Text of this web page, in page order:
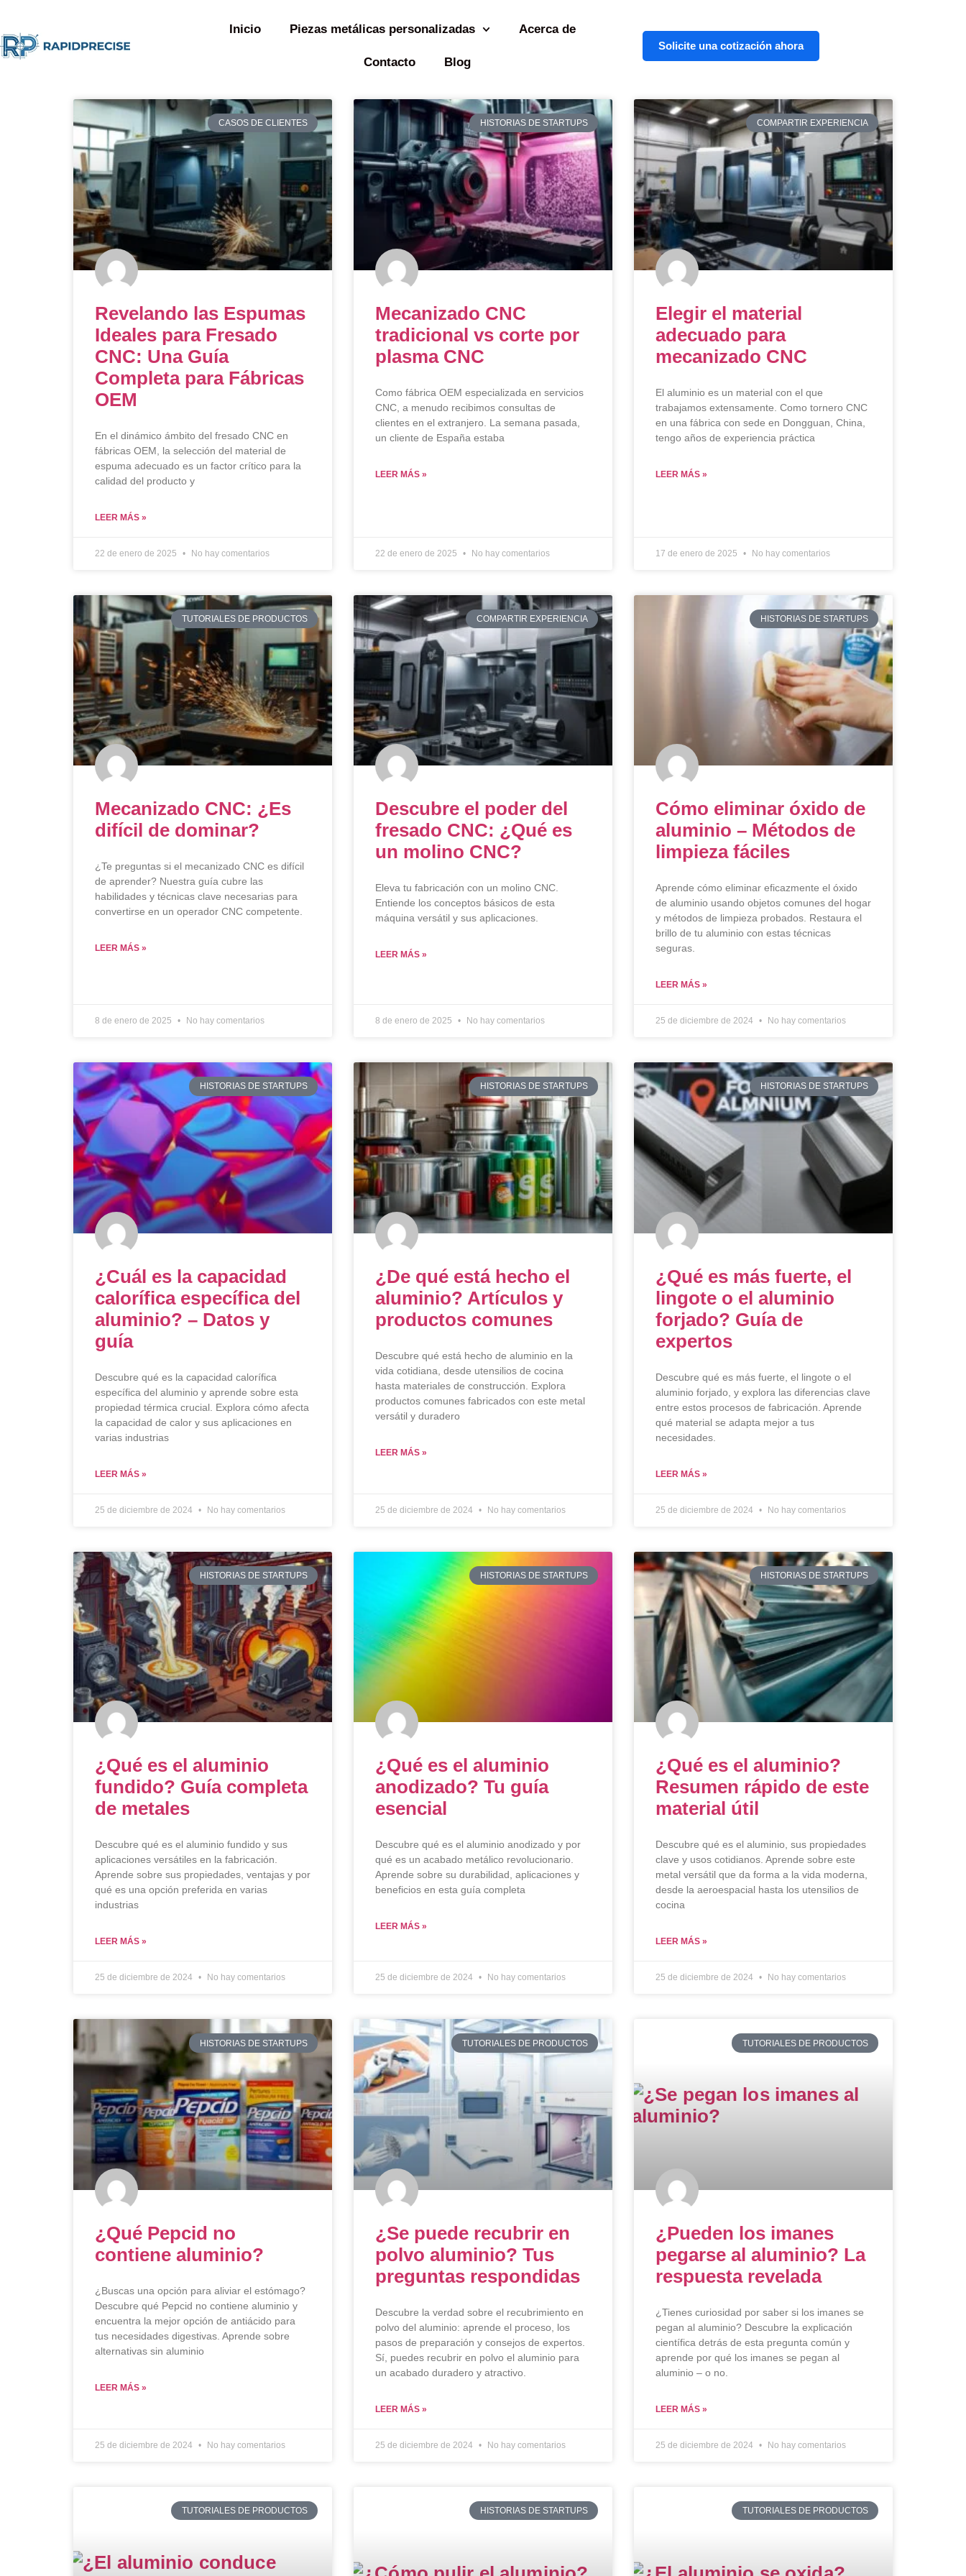
Inicio Piezas metálicas personalizadas Acerca de
Contacto Blog
Solicite una cotización ahora
CASOS DE CLIENTES
Revelando las Espumas
Ideales para Fresado
CNC: Una Guía
Completa para Fábricas
OEM
En el dinámico ámbito del fresado CNC en
fábricas OEM, la selección del material de
espuma adecuado es un factor crítico para la
calidad del producto y
LEER MÁS »
22 de enero de 2025 No hay comentarios
HISTORIAS DE STARTUPS
Mecanizado CNC
tradicional vs corte por
plasma CNC
Como fábrica OEM especializada en servicios
CNC, a menudo recibimos consultas de
clientes en el extranjero. La semana pasada,
un cliente de España estaba
LEER MÁS »
22 de enero de 2025 No hay comentarios
COMPARTIR EXPERIENCIA
Elegir el material
adecuado para
mecanizado CNC
El aluminio es un material con el que
trabajamos extensamente. Como tornero CNC
en una fábrica con sede en Dongguan, China,
tengo años de experiencia práctica
LEER MÁS »
17 de enero de 2025 No hay comentarios
TUTORIALES DE PRODUCTOS
Mecanizado CNC: ¿Es
difícil de dominar?
¿Te preguntas si el mecanizado CNC es difícil
de aprender? Nuestra guía cubre las
habilidades y técnicas clave necesarias para
convertirse en un operador CNC competente.
LEER MÁS »
8 de enero de 2025 No hay comentarios
COMPARTIR EXPERIENCIA
Descubre el poder del
fresado CNC: ¿Qué es
un molino CNC?
Eleva tu fabricación con un molino CNC.
Entiende los conceptos básicos de esta
máquina versátil y sus aplicaciones.
LEER MÁS »
8 de enero de 2025 No hay comentarios
HISTORIAS DE STARTUPS
Cómo eliminar óxido de
aluminio – Métodos de
limpieza fáciles
Aprende cómo eliminar eficazmente el óxido
de aluminio usando objetos comunes del hogar
y métodos de limpieza probados. Restaura el
brillo de tu aluminio con estas técnicas
seguras.
LEER MÁS »
25 de diciembre de 2024 No hay comentarios
HISTORIAS DE STARTUPS
¿Cuál es la capacidad
calorífica específica del
aluminio? – Datos y
guía
Descubre qué es la capacidad calorífica
específica del aluminio y aprende sobre esta
propiedad térmica crucial. Explora cómo afecta
la capacidad de calor y sus aplicaciones en
varias industrias
LEER MÁS »
25 de diciembre de 2024 No hay comentarios
HISTORIAS DE STARTUPS
¿De qué está hecho el
aluminio? Artículos y
productos comunes
Descubre qué está hecho de aluminio en la
vida cotidiana, desde utensilios de cocina
hasta materiales de construcción. Explora
productos comunes fabricados con este metal
versátil y duradero
LEER MÁS »
25 de diciembre de 2024 No hay comentarios
HISTORIAS DE STARTUPS
¿Qué es más fuerte, el
lingote o el aluminio
forjado? Guía de
expertos
Descubre qué es más fuerte, el lingote o el
aluminio forjado, y explora las diferencias clave
entre estos procesos de fabricación. Aprende
qué material se adapta mejor a tus
necesidades.
LEER MÁS »
25 de diciembre de 2024 No hay comentarios
HISTORIAS DE STARTUPS
¿Qué es el aluminio
fundido? Guía completa
de metales
Descubre qué es el aluminio fundido y sus
aplicaciones versátiles en la fabricación.
Aprende sobre sus propiedades, ventajas y por
qué es una opción preferida en varias
industrias
LEER MÁS »
25 de diciembre de 2024 No hay comentarios
HISTORIAS DE STARTUPS
¿Qué es el aluminio
anodizado? Tu guía
esencial
Descubre qué es el aluminio anodizado y por
qué es un acabado metálico revolucionario.
Aprende sobre su durabilidad, aplicaciones y
beneficios en esta guía completa
LEER MÁS »
25 de diciembre de 2024 No hay comentarios
HISTORIAS DE STARTUPS
¿Qué es el aluminio?
Resumen rápido de este
material útil
Descubre qué es el aluminio, sus propiedades
clave y usos cotidianos. Aprende sobre este
metal versátil que da forma a la vida moderna,
desde la aeroespacial hasta los utensilios de
cocina
LEER MÁS »
25 de diciembre de 2024 No hay comentarios
HISTORIAS DE STARTUPS
¿Qué Pepcid no
contiene aluminio?
¿Buscas una opción para aliviar el estómago?
Descubre qué Pepcid no contiene aluminio y
encuentra la mejor opción de antiácido para
tus necesidades digestivas. Aprende sobre
alternativas sin aluminio
LEER MÁS »
25 de diciembre de 2024 No hay comentarios
TUTORIALES DE PRODUCTOS
¿Se puede recubrir en
polvo aluminio? Tus
preguntas respondidas
Descubre la verdad sobre el recubrimiento en
polvo del aluminio: aprende el proceso, los
pasos de preparación y consejos de expertos.
Sí, puedes recubrir en polvo el aluminio para
un acabado duradero y atractivo.
LEER MÁS »
25 de diciembre de 2024 No hay comentarios
TUTORIALES DE PRODUCTOS
¿Pueden los imanes
pegarse al aluminio? La
respuesta revelada
¿Tienes curiosidad por saber si los imanes se
pegan al aluminio? Descubre la explicación
científica detrás de esta pregunta común y
aprende por qué los imanes se pegan al
aluminio – o no.
LEER MÁS »
25 de diciembre de 2024 No hay comentarios
TUTORIALES DE PRODUCTOS HISTORIAS DE STARTUPS TUTORIALES DE PRODUCTOS